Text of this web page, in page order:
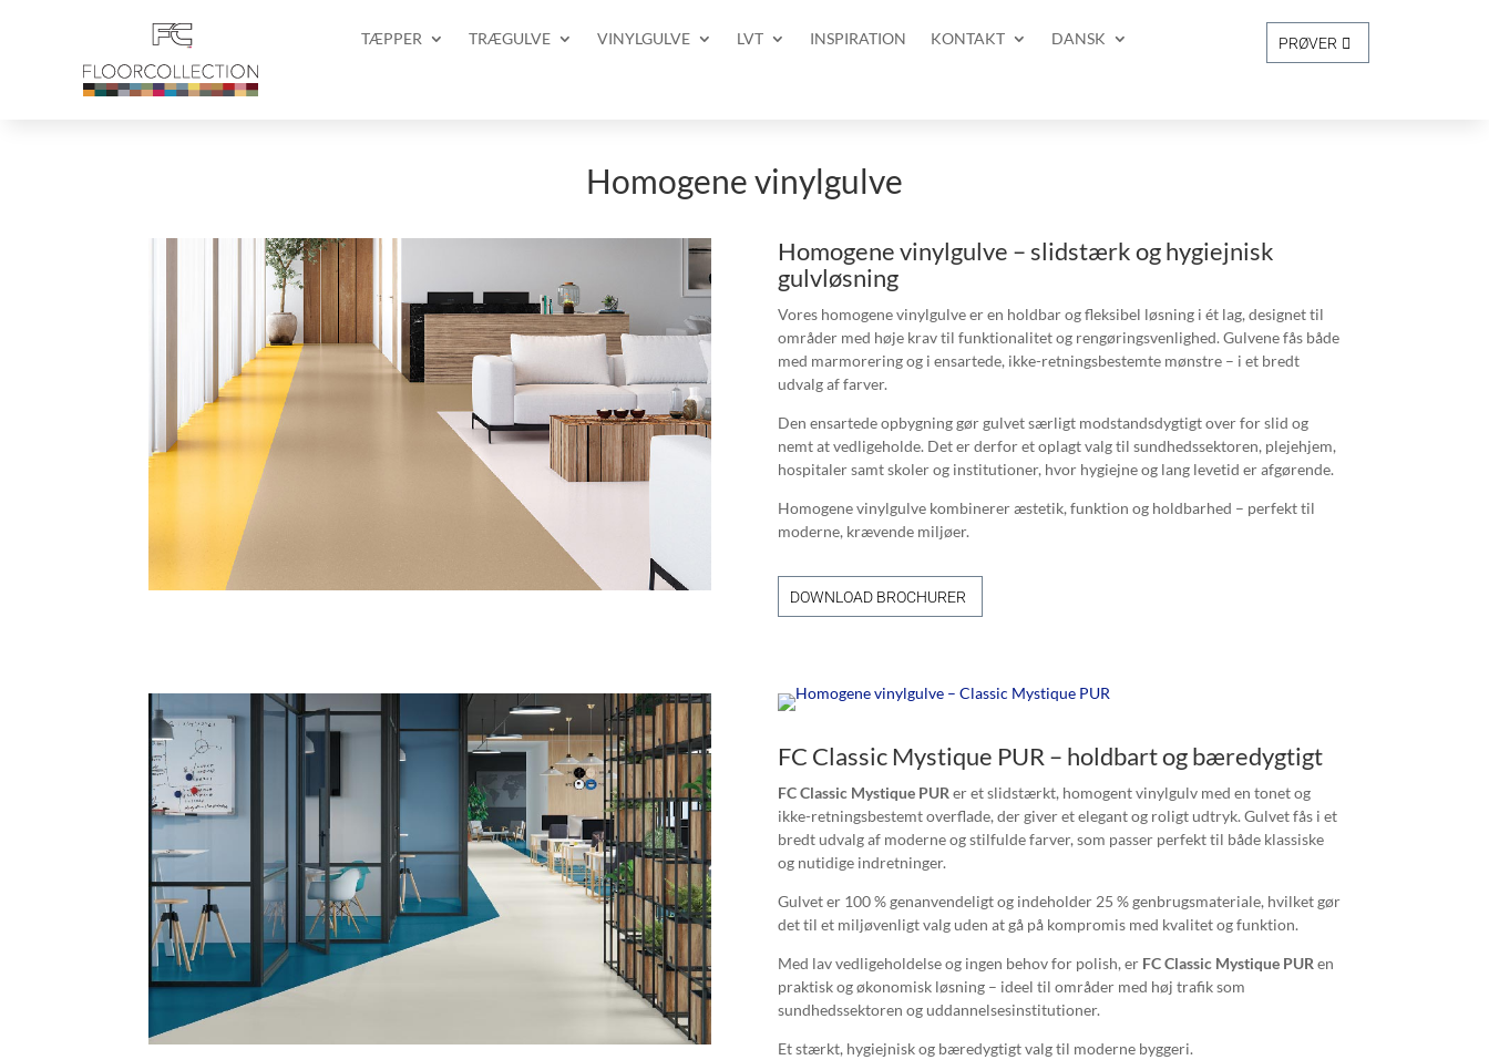
TÆPPER TRÆGULVE VINYLGULVE LVT INSPIRATION KONTAKT DANSK PRØVER
Homogene vinylgulve
Homogene vinylgulve – slidstærk og hygiejnisk
gulvløsning
Vores homogene vinylgulve er en holdbar og fleksibel løsning i ét lag, designet til
områder med høje krav til funktionalitet og rengøringsvenlighed. Gulvene fås både
med marmorering og i ensartede, ikke-retningsbestemte mønstre – i et bredt
udvalg af farver.
Den ensartede opbygning gør gulvet særligt modstandsdygtigt over for slid og
nemt at vedligeholde. Det er derfor et oplagt valg til sundhedssektoren, plejehjem,
hospitaler samt skoler og institutioner, hvor hygiejne og lang levetid er afgørende.
Homogene vinylgulve kombinerer æstetik, funktion og holdbarhed – perfekt til
moderne, krævende miljøer.
DOWNLOAD BROCHURER
FC Classic Mystique PUR – holdbart og bæredygtigt
FC Classic Mystique PUR er et slidstærkt, homogent vinylgulv med en tonet og
ikke-retningsbestemt overflade, der giver et elegant og roligt udtryk. Gulvet fås i et
bredt udvalg af moderne og stilfulde farver, som passer perfekt til både klassiske
og nutidige indretninger.
Gulvet er 100 % genanvendeligt og indeholder 25 % genbrugsmateriale, hvilket gør
det til et miljøvenligt valg uden at gå på kompromis med kvalitet og funktion.
Med lav vedligeholdelse og ingen behov for polish, er FC Classic Mystique PUR en
praktisk og økonomisk løsning – ideel til områder med høj trafik som
sundhedssektoren og uddannelsesinstitutioner.
Et stærkt, hygiejnisk og bæredygtigt valg til moderne byggeri.